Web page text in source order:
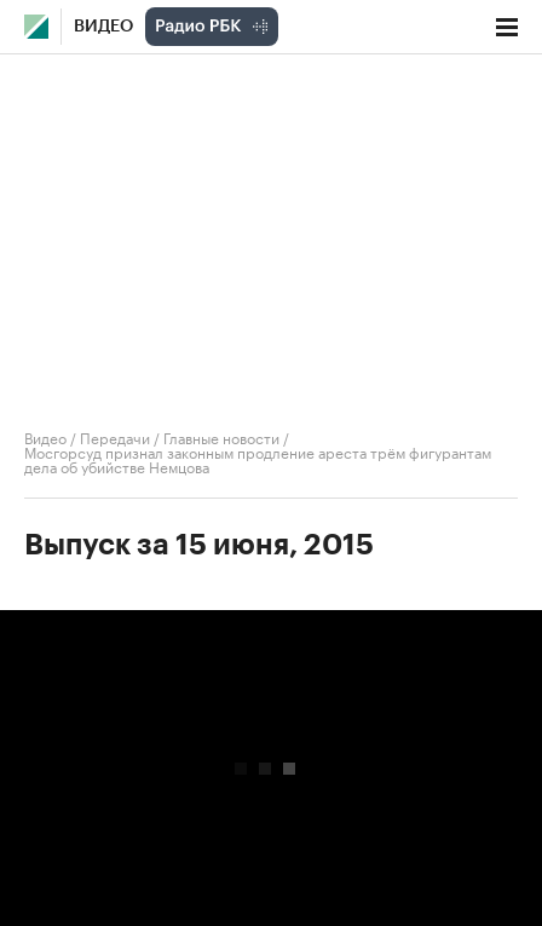
ВИДЕО
Видео / Передачи / Главные новости /
Мосгорсуд признал законным продление ареста трём фигурантам
дела об убийстве Немцова
Выпуск за 15 июня, 2015